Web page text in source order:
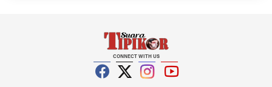
CONNECT WITH US